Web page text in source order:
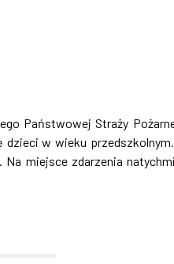
Państwowej Straży
dzieci w wieku
miejsce zdarzenia